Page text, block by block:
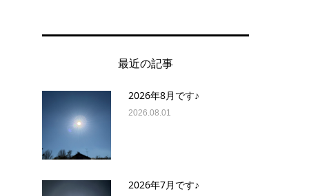
最近の記事
2026年8月です♪
2026.08.01
2026年7月です♪